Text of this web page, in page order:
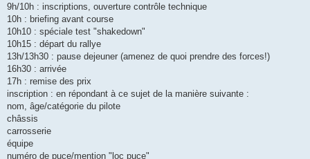
9h/10h : inscriptions, ouverture contrôle technique
10h : briefing avant course
10h10 : spéciale test "shakedown"
10h15 : départ du rallye
13h/13h30 : pause dejeuner (amenez de quoi prendre des forces!)
16h30 : arrivée
17h : remise des prix
inscription : en répondant à ce sujet de la manière suivante :
nom, âge/catégorie du pilote
châssis
carrosserie
équipe
numéro de puce/mention "loc puce"